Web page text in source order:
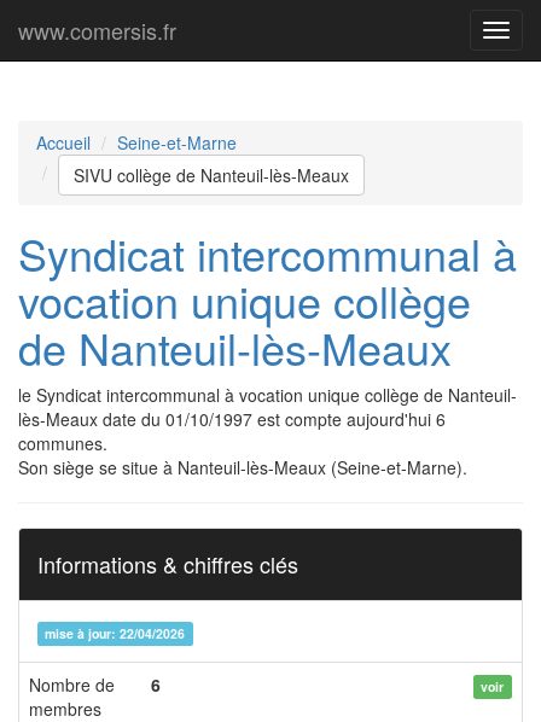
Menu
www.comersis.fr
Accueil
Seine-et-Marne
SIVU collège de Nanteuil-lès-Meaux
Syndicat intercommunal à
vocation unique collège
de Nanteuil-lès-Meaux
le Syndicat intercommunal à vocation unique collège de Nanteuil-
lès-Meaux date du 01/10/1997 est compte aujourd'hui 6
communes.
Son siège se situe à Nanteuil-lès-Meaux (Seine-et-Marne).
Informations & chiffres clés
mise à jour: 22/04/2026
Nombre de
membres
6 voir